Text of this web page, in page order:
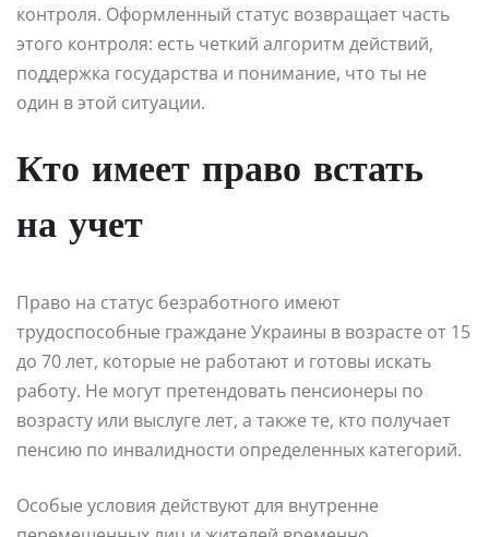
контроля. Оформленный статус возвращает часть
этого контроля: есть четкий алгоритм действий,
поддержка государства и понимание, что ты не
один в этой ситуации.
Кто имеет право встать
на учет
Право на статус безработного имеют
трудоспособные граждане Украины в возрасте от 15
до 70 лет, которые не работают и готовы искать
работу. Не могут претендовать пенсионеры по
возрасту или выслуге лет, а также те, кто получает
пенсию по инвалидности определенных категорий.
Особые условия действуют для внутренне